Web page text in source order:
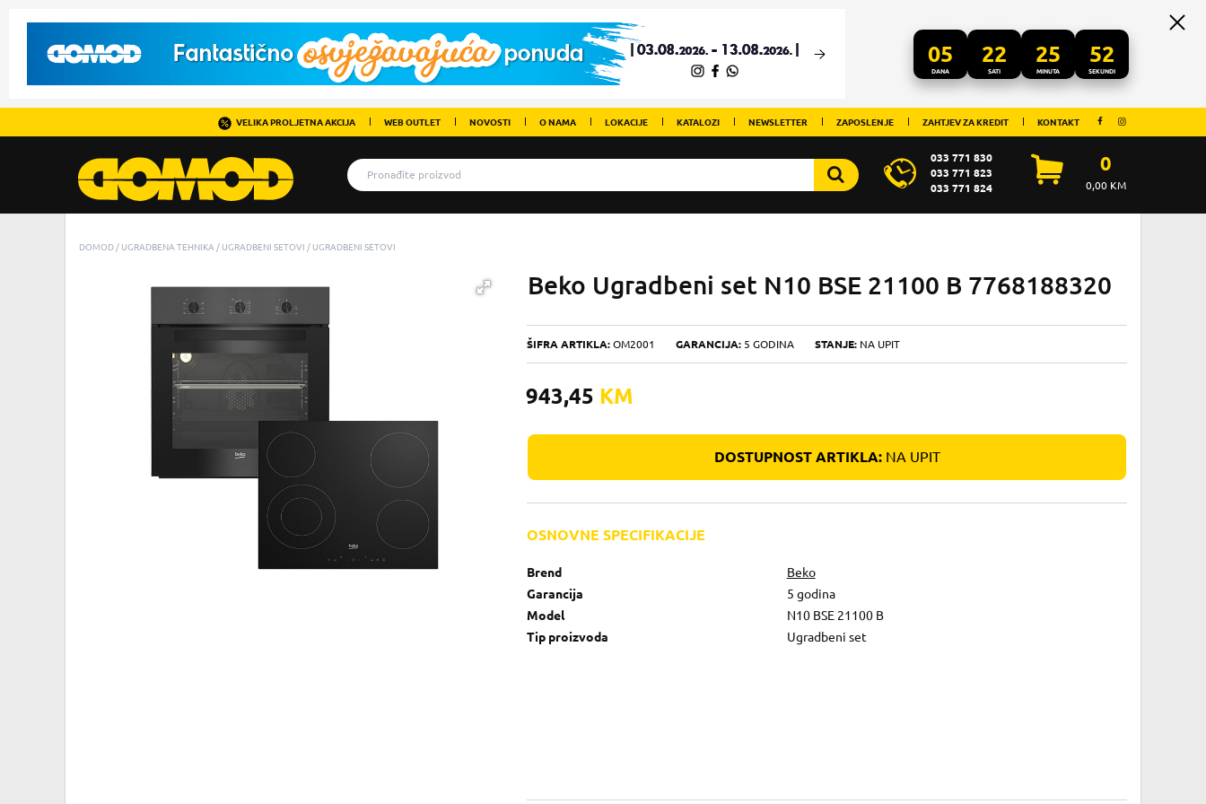
05
DANA
22
SATI
25
MINUTA
52
SEKUNDI
VELIKA PROLJETNA AKCIJA WEB OUTLET NOVOSTI O NAMA LOKACIJE KATALOZI NEWSLETTER ZAPOSLENJE ZAHTJEV ZA KREDIT KONTAKT
033 771 830
033 771 823
033 771 824
0
0,00KM
DOMOD UGRADBENA TEHNIKA UGRADBENI SETOVI UGRADBENI SETOVI
Beko Ugradbeni set N10 BSE 21100 B 7768188320
ŠIFRA ARTIKLA: OM2001 GARANCIJA: 5 GODINA STANJE: NA UPIT
943,45 KM
DOSTUPNOST ARTIKLA:NA UPIT
OSNOVNE SPECIFIKACIJE
Brend
Beko
Garancija
5 godina
Model
N10 BSE 21100 B
Tip proizvoda
Ugradbeni set